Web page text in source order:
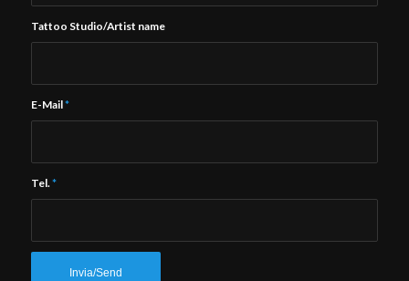
Tattoo Studio/Artist name
E-Mail*
Tel.*